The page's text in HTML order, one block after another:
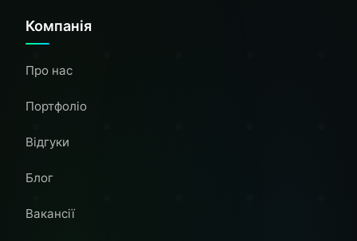
Компанія
Про нас
Портфоліо
Відгуки
Блог
Вакансії